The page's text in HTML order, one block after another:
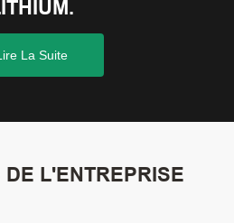
La Suite
L'ENTREPRISE